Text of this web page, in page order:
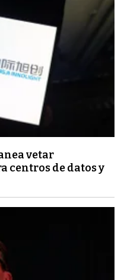
vetar
centros de datos y